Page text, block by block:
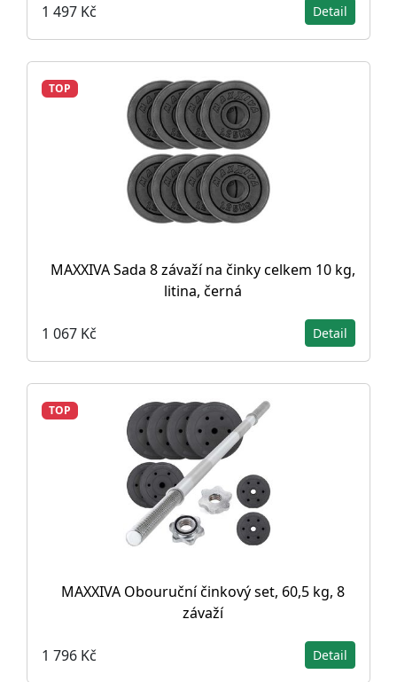
1 497 Kč Detail
TOP
MAXXIVA Sada 8 závaží na činky celkem 10 kg,
litina, černá
1 067 Kč Detail
TOP
MAXXIVA Obouruční činkový set, 60,5 kg, 8
závaží
1 796 Kč Detail